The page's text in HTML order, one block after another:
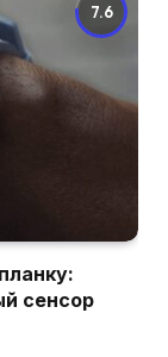
7.6
сенсор